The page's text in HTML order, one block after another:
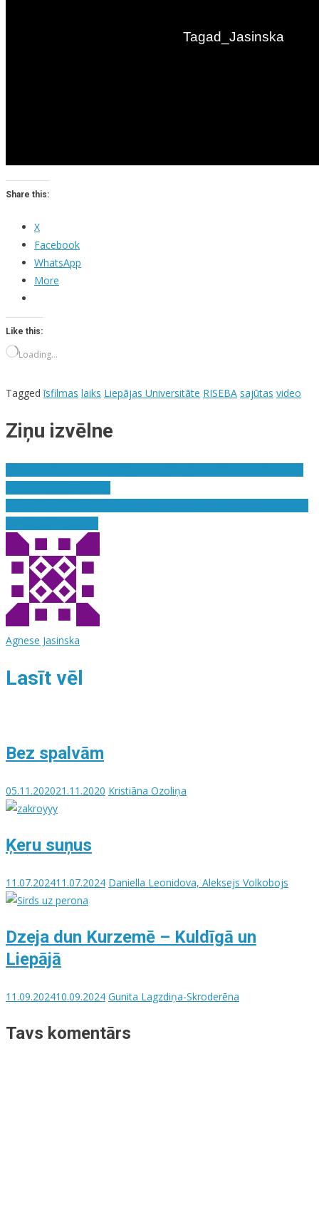
Share this:
X
Facebook
WhatsApp
More
Like this:
Loading…
Tagged īsfilmas laiks Liepājas Universitāte RISEBA sajūtas video
Ziņu izvēlne
Agnese Jasinska
Lasīt vēl
Bez spalvām
05.11.202021.11.2020 Kristiāna Ozoliņa
Ķeru suņus
11.07.202411.07.2024 Daniella Leonidova, Aleksejs Volkobojs
Dzeja dun Kurzemē – Kuldīgā un
Liepājā
11.09.202410.09.2024 Gunita Lagzdiņa-Skroderēna
Tavs komentārs